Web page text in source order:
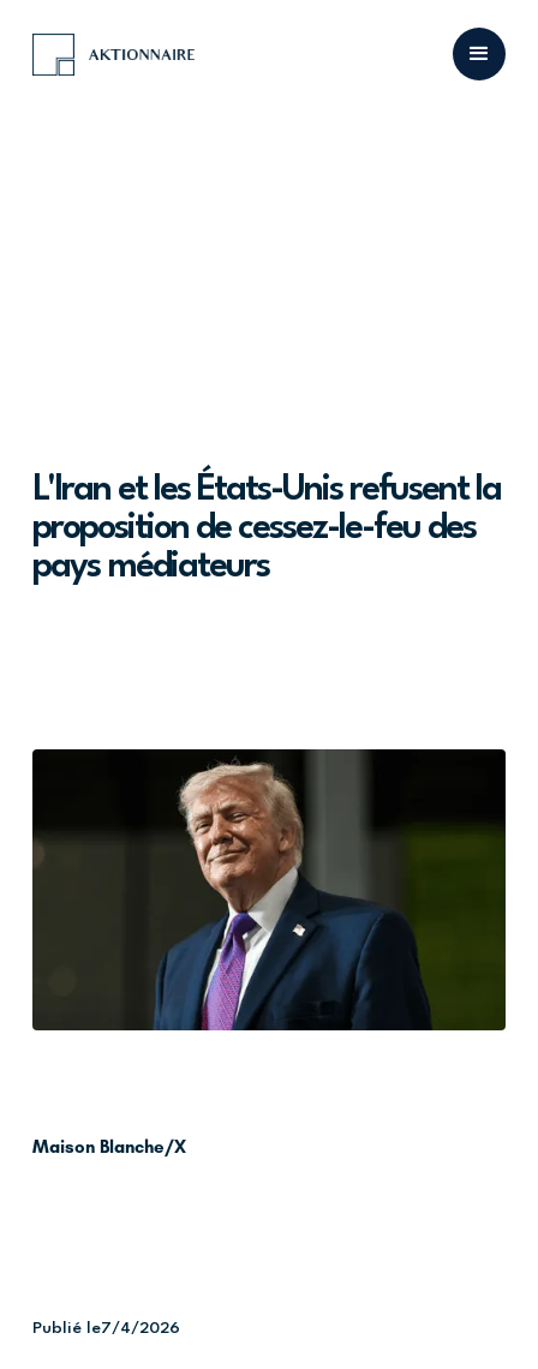
L'Iran et les États-Unis refusent la
proposition de cessez-le-feu des
pays médiateurs
Maison Blanche/X
Publié le7/4/2026